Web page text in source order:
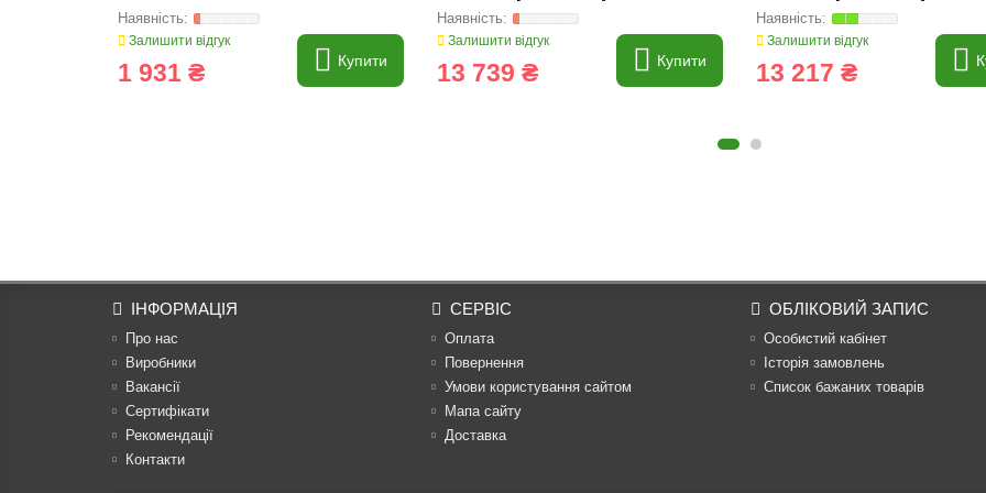
Залишити відгук
1 931 ₴ Купити
Залишити відгук
13 739 ₴ Купити
Залишити відгук
13 217 ₴
ІНФОРМАЦІЯ
Про нас
Виробники
Вакансії
Сертифікати
Рекомендації
Контакти
СЕРВІС
Оплата
Повернення
Умови користування сайтом
Мапа сайту
Доставка
ОБЛІКОВИЙ ЗАПИС
Особистий кабінет
Історія замовлень
Список бажаних товарів